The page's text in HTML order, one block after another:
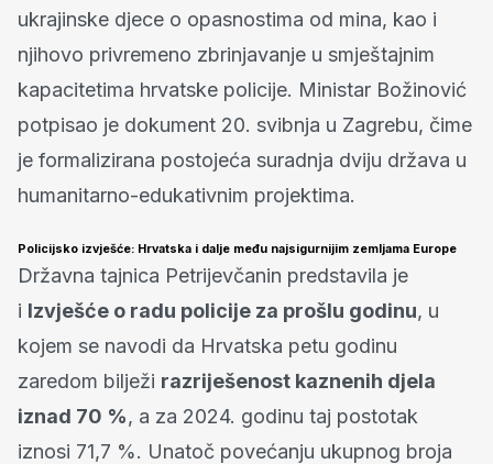
ukrajinske djece o opasnostima od mina, kao i
njihovo privremeno zbrinjavanje u smještajnim
kapacitetima hrvatske policije. Ministar Božinović
potpisao je dokument 20. svibnja u Zagrebu, čime
je formalizirana postojeća suradnja dviju država u
humanitarno-edukativnim projektima.
Policijsko izvješće: Hrvatska i dalje među najsigurnijim zemljama Europe
Državna tajnica Petrijevčanin predstavila je
i Izvješće o radu policije za prošlu godinu, u
kojem se navodi da Hrvatska petu godinu
zaredom bilježi razriješenost kaznenih djela
iznad 70 %, a za 2024. godinu taj postotak
iznosi 71,7 %. Unatoč povećanju ukupnog broja